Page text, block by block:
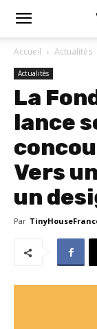
Accueil Actualitès
Actualitès
La
lance
Vers
un
Par